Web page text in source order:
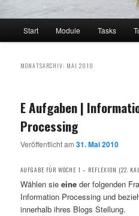
Start Module Tasks
MONATSARCHIV: MAI 2010
E Aufgaben |
Processing
Veröffentlicht am31. Mai 2010
AUFGABE FÜR WOCHE 1 – REFLEXION (22.
Wählen sieeineder folgenden
Information Processing und
innerhalb ihres Blogs Stellung.